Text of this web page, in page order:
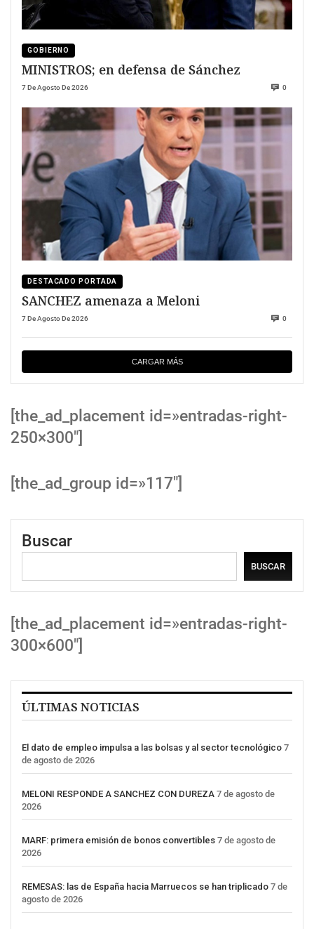
GOBIERNO
MINISTROS; en defensa de Sánchez
7 De Agosto De 2026 0
DESTACADO PORTADA
SANCHEZ amenaza a Meloni
7 De Agosto De 2026 0
CARGAR MÁS
[the_ad_placement id=»entradas-right-
250×300″]
[the_ad_group id=»117″]
Buscar
BUSCAR
[the_ad_placement id=»entradas-right-
300×600″]
ÚLTIMAS NOTICIAS
El dato de empleo impulsa a las bolsas y al sector tecnológico 7
de agosto de 2026
MELONI RESPONDE A SANCHEZ CON DUREZA 7 de agosto de
2026
MARF: primera emisión de bonos convertibles 7 de agosto de
2026
REMESAS: las de España hacia Marruecos se han triplicado 7 de
agosto de 2026